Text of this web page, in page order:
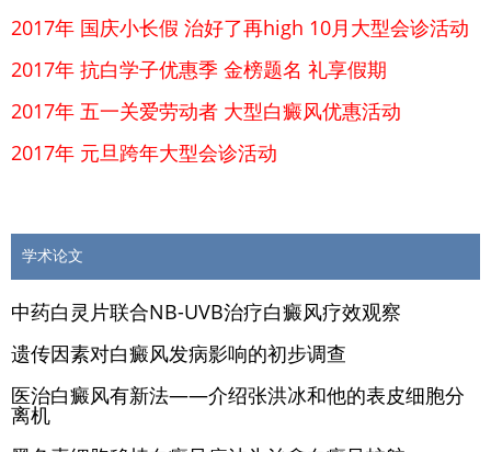
2017年 国庆小长假 治好了再high 10月大型会诊活动
2017年 抗白学子优惠季 金榜题名 礼享假期
2017年 五一关爱劳动者 大型白癜风优惠活动
2017年 元旦跨年大型会诊活动
学术论文
中药白灵片联合NB-UVB治疗白癜风疗效观察
遗传因素对白癜风发病影响的初步调查
医治白癜风有新法——介绍张洪冰和他的表皮细胞分
离机